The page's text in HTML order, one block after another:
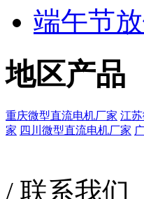
端午节
地区产品
重庆微型直流电机厂家 江
家 四川微型直流电机厂家
/ 联系我们